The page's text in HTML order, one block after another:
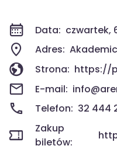
Data: czwartek,
Adres:
Strona: https://
E-mail:
Telefon: 32 444
Zakup
biletów: